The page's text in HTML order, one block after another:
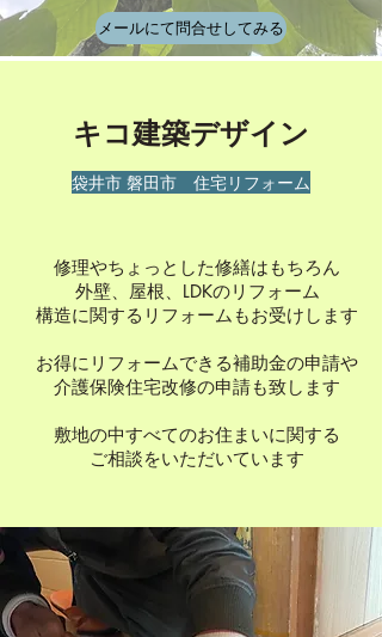
メールにて問合せしてみる
​キコ建築デザイン
袋井市 磐田市 住宅リフォーム
修理やちょっとした修繕はもちろん
外壁、屋根、LDKのリフォーム
​構造に関するリフォームもお受けします
お得にリフォームできる補助金の申請や
​介護保険住宅改修の申請も致します
敷地の中すべてのお住まいに関する
ご相談をいただいています